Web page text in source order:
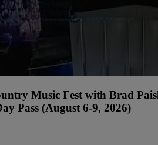
Music Fest with Brad
Pass (August 6-9, 2026)